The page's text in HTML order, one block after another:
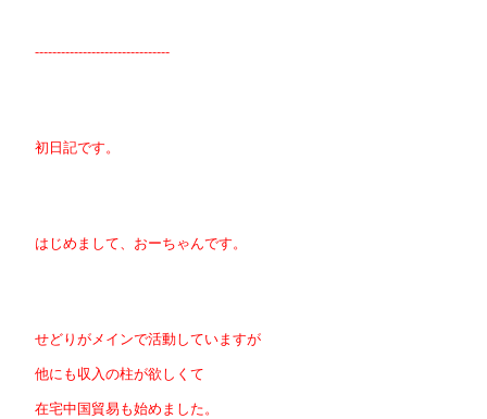
-------------------------------
初日記です。
はじめまして、おーちゃんです。
せどりがメインで活動していますが
他にも収入の柱が欲しくて
在宅中国貿易も始めました。